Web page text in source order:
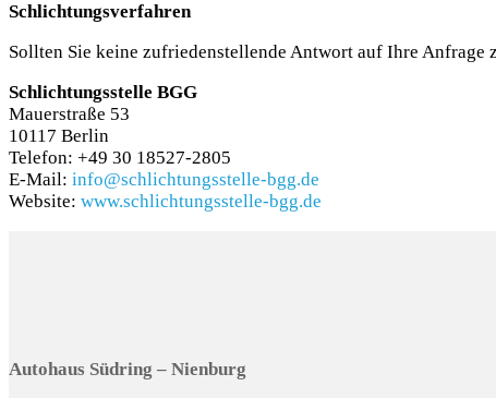
Schlichtungsverfahren
Sollten Sie keine zufriedenstellende Antwort auf Ihre
Schlichtungsstelle BGG
Mauerstraße 53
10117 Berlin
Telefon: +49 30 18527-2805
E-Mail: info@schlichtungsstelle-bgg.de
Website: www.schlichtungsstelle-bgg.de
Autohaus Südring – Nienburg